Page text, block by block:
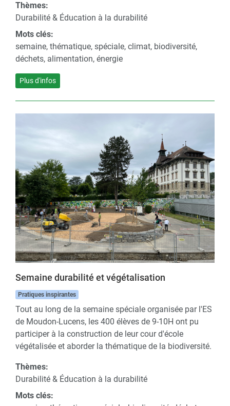
Thèmes:
Durabilité & Éducation à la durabilité
Mots clés:
semaine, thématique, spéciale, climat, biodiversité,
déchets, alimentation, énergie
Plus d'infos
Semaine durabilité et végétalisation
Pratiques inspirantes
Tout au long de la semaine spéciale organisée par l'ES
de Moudon-Lucens, les 400 élèves de 9-10H ont pu
participer à la construction de leur cour d'école
végétalisée et aborder la thématique de la biodiversité.
Thèmes:
Durabilité & Éducation à la durabilité
Mots clés: